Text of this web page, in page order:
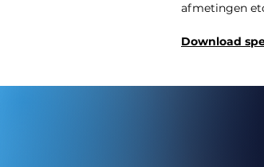
afmetingen
Download